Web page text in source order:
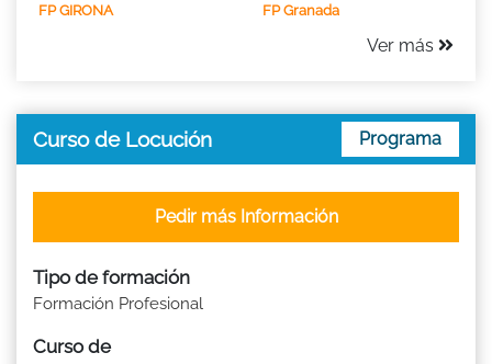
FP GIRONA
FP Granada
Ver más
Curso de Locución Programa
Tipo de formación
Formación Profesional
Curso de
Pedir más Información